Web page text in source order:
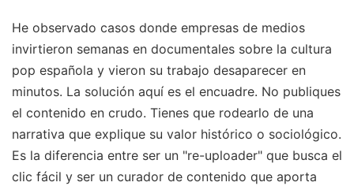
He observado casos donde empresas de medios
invirtieron semanas en documentales sobre la cultura
pop española y vieron su trabajo desaparecer en
minutos. La solución aquí es el encuadre. No publiques
el contenido en crudo. Tienes que rodearlo de una
narrativa que explique su valor histórico o sociológico.
Es la diferencia entre ser un "re-uploader" que busca el
clic fácil y ser un curador de contenido que aporta